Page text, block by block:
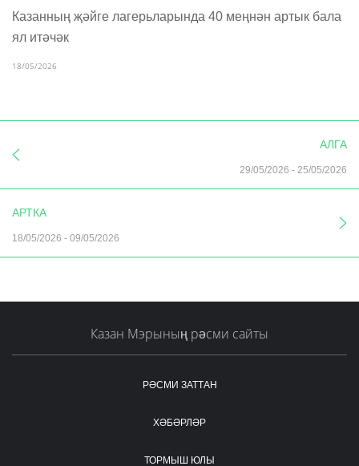
Казанның җәйге лагерьларында 40 меңнән артык бала
ял итәчәк
18/05/2026
АЛГА
29/05/2026 - 25/05/2026
АРТКА
18/05/2026 - 09/05/2026
Казан Мэрының рәсми сайты
РӘСМИ ЗАТТАН
ХӘБӘРЛӘР
ТОРМЫШ ЮЛЫ